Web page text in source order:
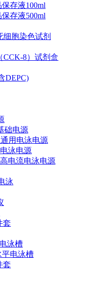
存液100ml
存液500ml
细胞染色试剂
CCK-8）试剂盒
DEPC)
础电源
用电泳电源
泳电源
电流电泳电源
泳
套
泳槽
平电泳槽
套